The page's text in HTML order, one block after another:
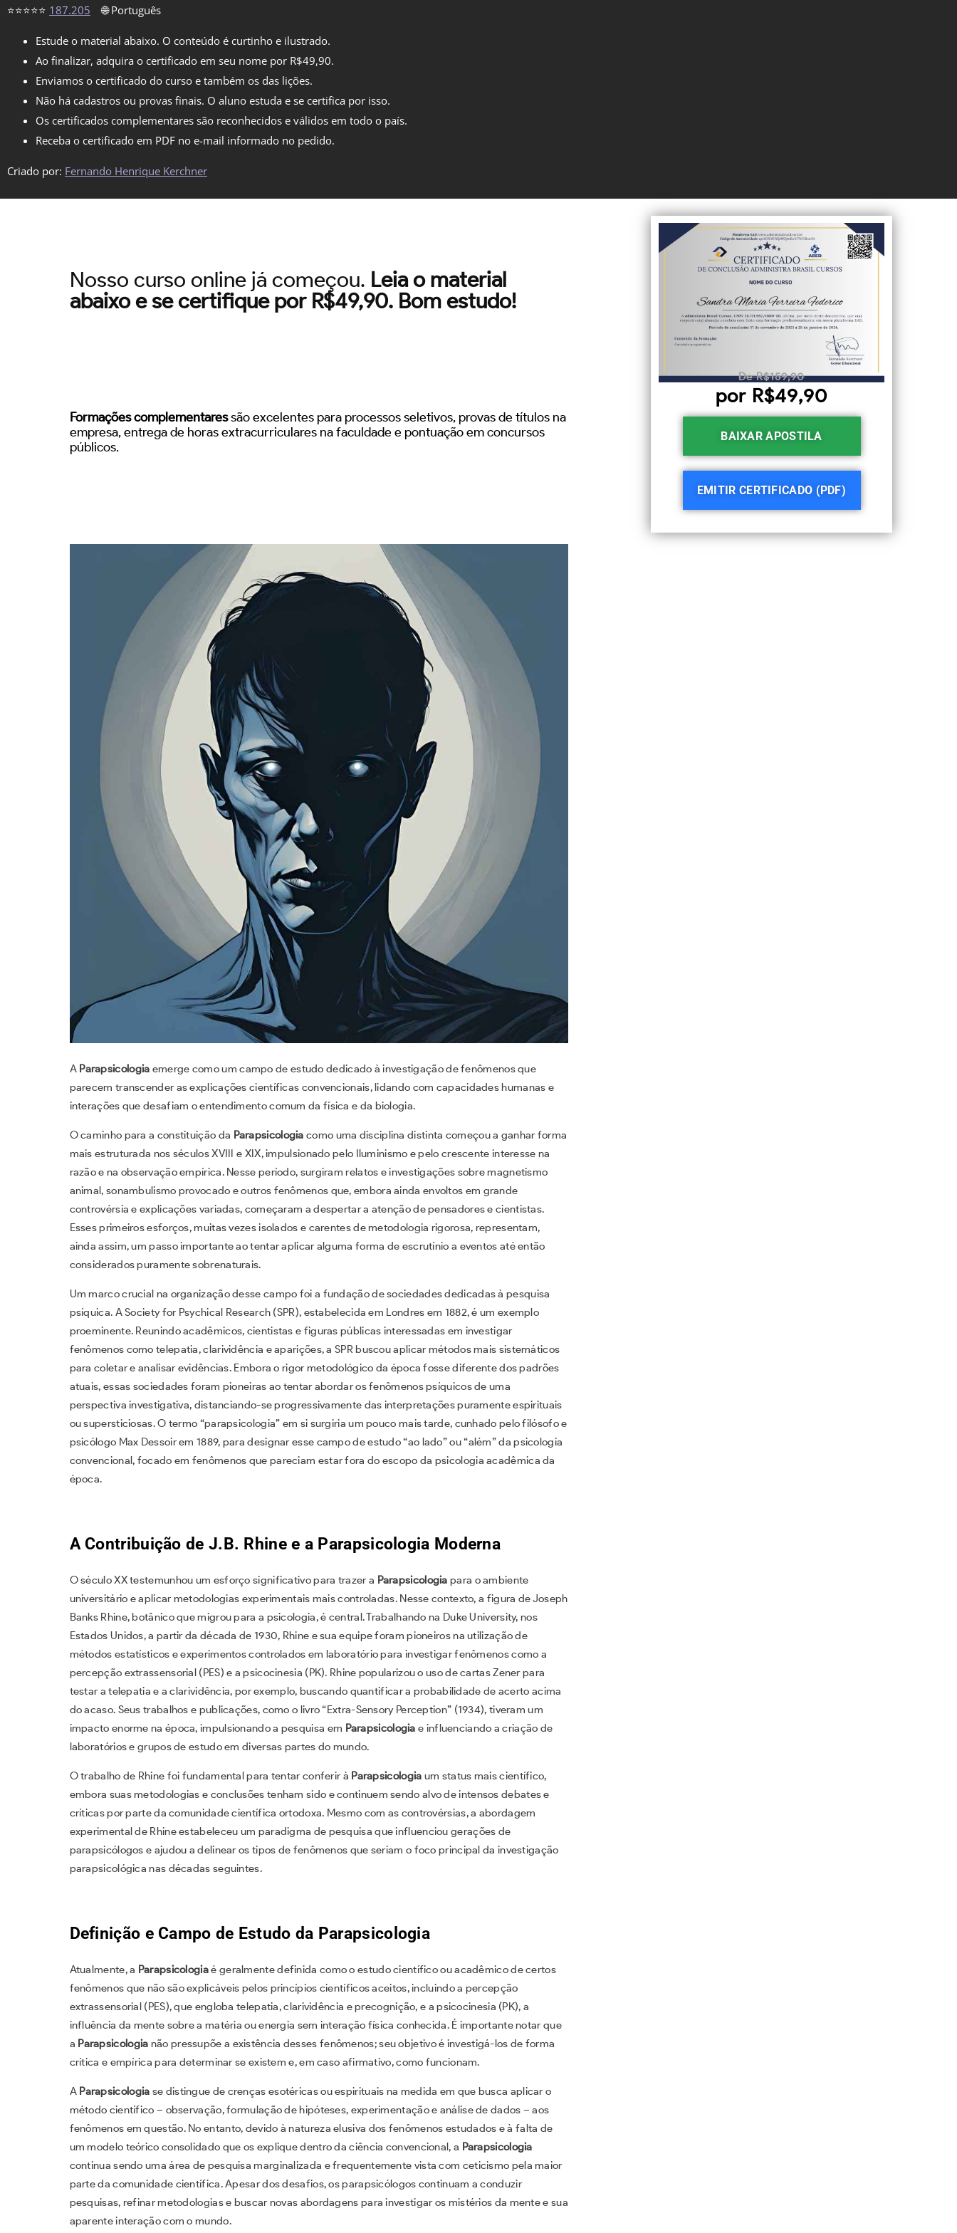
⭐⭐⭐⭐⭐ 187.205 🌐 Português
Estude o material abaixo. O conteúdo é curtinho e ilustrado.
Ao finalizar, adquira o certificado em seu nome por R$49,90.
Enviamos o certificado do curso e também os das lições.
Não há cadastros ou provas finais. O aluno estuda e se certifica por isso.
Os certificados complementares são reconhecidos e válidos em todo o país.
Receba o certificado em PDF no e-mail informado no pedido.
Criado por: Fernando Henrique Kerchner
Nosso curso online já começou. Leia o material
abaixo e se certifique por R$49,90. Bom estudo!
Formações complementaressão excelentes para processos seletivos, provas de títulos na
empresa, entrega de horas extracurriculares na faculdade e pontuação em concursos
públicos.
A Parapsicologia emerge como um campo de estudo dedicado à investigação de fenômenos que
parecem transcender as explicações científicas convencionais, lidando com capacidades humanas e
interações que desafiam o entendimento comum da física e da biologia.
O caminho para a constituição da Parapsicologia como uma disciplina distinta começou a ganhar forma
mais estruturada nos séculos XVIII e XIX, impulsionado pelo Iluminismo e pelo crescente interesse na
razão e na observação empírica. Nesse período, surgiram relatos e investigações sobre magnetismo
animal, sonambulismo provocado e outros fenômenos que, embora ainda envoltos em grande
controvérsia e explicações variadas, começaram a despertar a atenção de pensadores e cientistas.
Esses primeiros esforços, muitas vezes isolados e carentes de metodologia rigorosa, representam,
ainda assim, um passo importante ao tentar aplicar alguma forma de escrutínio a eventos até então
considerados puramente sobrenaturais.
Um marco crucial na organização desse campo foi a fundação de sociedades dedicadas à pesquisa
psíquica. A Society for Psychical Research (SPR), estabelecida em Londres em 1882, é um exemplo
proeminente. Reunindo acadêmicos, cientistas e figuras públicas interessadas em investigar
fenômenos como telepatia, clarividência e aparições, a SPR buscou aplicar métodos mais sistemáticos
para coletar e analisar evidências. Embora o rigor metodológico da época fosse diferente dos padrões
atuais, essas sociedades foram pioneiras ao tentar abordar os fenômenos psíquicos de uma
perspectiva investigativa, distanciando-se progressivamente das interpretações puramente espirituais
ou supersticiosas. O termo “parapsicologia” em si surgiria um pouco mais tarde, cunhado pelo filósofo e
psicólogo Max Dessoir em 1889, para designar esse campo de estudo “ao lado” ou “além” da psicologia
convencional, focado em fenômenos que pareciam estar fora do escopo da psicologia acadêmica da
época.
A Contribuição de J.B. Rhine e a Parapsicologia Moderna
O século XX testemunhou um esforço significativo para trazer a Parapsicologia para o ambiente
universitário e aplicar metodologias experimentais mais controladas. Nesse contexto, a figura de Joseph
Banks Rhine, botânico que migrou para a psicologia, é central. Trabalhando na Duke University, nos
Estados Unidos, a partir da década de 1930, Rhine e sua equipe foram pioneiros na utilização de
métodos estatísticos e experimentos controlados em laboratório para investigar fenômenos como a
percepção extrassensorial (PES) e a psicocinesia (PK). Rhine popularizou o uso de cartas Zener para
testar a telepatia e a clarividência, por exemplo, buscando quantificar a probabilidade de acerto acima
do acaso. Seus trabalhos e publicações, como o livro “Extra-Sensory Perception” (1934), tiveram um
impacto enorme na época, impulsionando a pesquisa em Parapsicologia e influenciando a criação de
laboratórios e grupos de estudo em diversas partes do mundo.
O trabalho de Rhine foi fundamental para tentar conferir à Parapsicologia um status mais científico,
embora suas metodologias e conclusões tenham sido e continuem sendo alvo de intensos debates e
críticas por parte da comunidade científica ortodoxa. Mesmo com as controvérsias, a abordagem
experimental de Rhine estabeleceu um paradigma de pesquisa que influenciou gerações de
parapsicólogos e ajudou a delinear os tipos de fenômenos que seriam o foco principal da investigação
parapsicológica nas décadas seguintes.
Definição e Campo de Estudo da Parapsicologia
Atualmente, a Parapsicologiaé geralmente definida como o estudo científico ou acadêmico de certos
fenômenos que não são explicáveis pelos princípios científicos aceitos, incluindo a percepção
extrassensorial (PES), que engloba telepatia, clarividência e precognição, e a psicocinesia (PK), a
influência da mente sobre a matéria ou energia sem interação física conhecida. É importante notar que
a Parapsicologia não pressupõe a existência desses fenômenos; seu objetivo é investigá-los de forma
crítica e empírica para determinar se existem e, em caso afirmativo, como funcionam.
A Parapsicologia se distingue de crenças esotéricas ou espirituais na medida em que busca aplicar o
método científico – observação, formulação de hipóteses, experimentação e análise de dados – aos
fenômenos em questão. No entanto, devido à natureza elusiva dos fenômenos estudados e à falta de
um modelo teórico consolidado que os explique dentro da ciência convencional, a Parapsicologia
continua sendo uma área de pesquisa marginalizada e frequentemente vista com ceticismo pela maior
parte da comunidade científica. Apesar dos desafios, os parapsicólogos continuam a conduzir
pesquisas, refinar metodologias e buscar novas abordagens para investigar os mistérios da mente e sua
aparente interação com o mundo.
De R$159,90
por R$49,90
BAIXAR APOSTILA
EMITIR CERTIFICADO (PDF)